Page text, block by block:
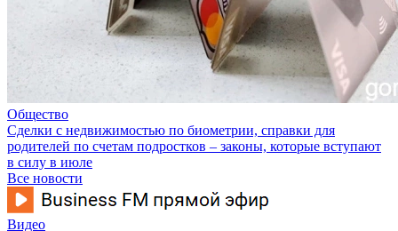
Общество
Сделки с недвижимостью по биометрии, справки для
родителей по счетам подростков – законы, которые вступают
в силу в июле
Все новости
Видео